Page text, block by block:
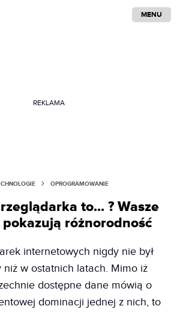
MENU
REKLAMA
OPROGRAMOWANIE
to... ? Wasze
różnorodność
internetowych nigdy nie był
niż w ostatnich latach. Mimo iż
dostępne dane mówią o
dominacji jednej z nich, to